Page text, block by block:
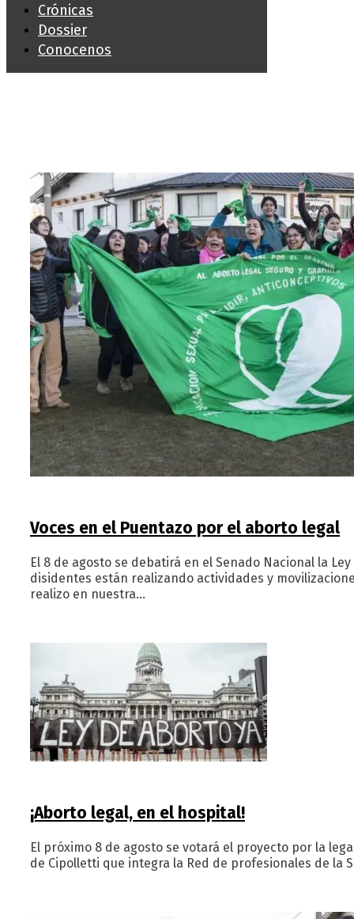
Crónicas
Dossier
Conocenos
Voces en el Puentazo por el aborto legal
El 8 de agosto se debatirá en el Senado Nacional la
disidentes están realizando actividades y
realizo en nuestra…
¡Aborto legal, en el hospital!
El próximo 8 de agosto se votará el proyecto por la
de Cipolletti que integra la Red de profesionales de la